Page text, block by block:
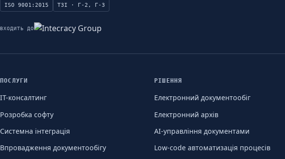
ISO 9001:2015 ТЗІ · Г-2, Г-3
ВХОДИТЬ ДО
ПОСЛУГИ
ІТ-консалтинг
Розробка софту
Системна інтеграція
Впровадження документообігу
РІШЕННЯ
Електронний документообіг
Електронний архів
AI-управління документами
Low-code автоматизація процесів